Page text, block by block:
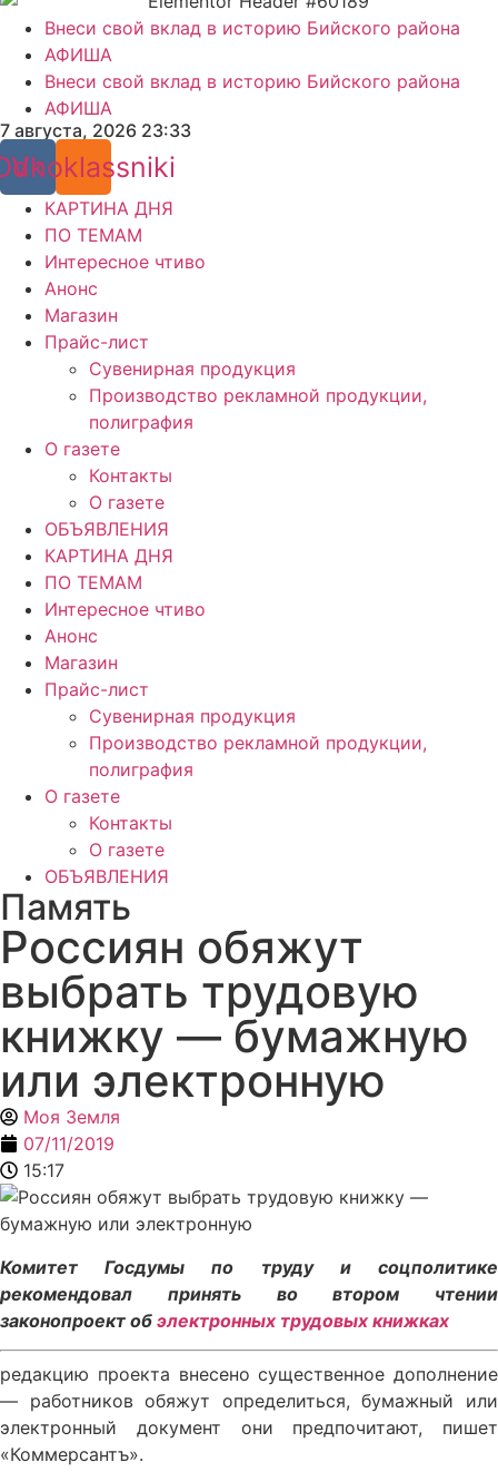
Внеси свой вклад в историю Бийского района
АФИША
Внеси свой вклад в историю Бийского района
АФИША
7 августа, 2026 23:33
Vk
КАРТИНА ДНЯ
ПО ТЕМАМ
Интересное чтиво
Анонс
Магазин
Прайс-лист
Сувенирная продукция
Производство рекламной продукции,
полиграфия
О газете
Контакты
О газете
ОБЪЯВЛЕНИЯ
КАРТИНА ДНЯ
ПО ТЕМАМ
Интересное чтиво
Анонс
Магазин
Прайс-лист
Сувенирная продукция
Производство рекламной продукции,
полиграфия
О газете
Контакты
О газете
ОБЪЯВЛЕНИЯ
Память
Россиян обяжут
выбрать трудовую
книжку — бумажную
или электронную
Моя Земля
07/11/2019
15:17
Комитет Госдумы по труду и соцполитике
рекомендовал принять во втором чтении
законопроект об электронных трудовых книжках
редакцию проекта внесено существенное дополнение
— работников обяжут определиться, бумажный или
электронный документ они предпочитают, пишет
«Коммерсантъ».